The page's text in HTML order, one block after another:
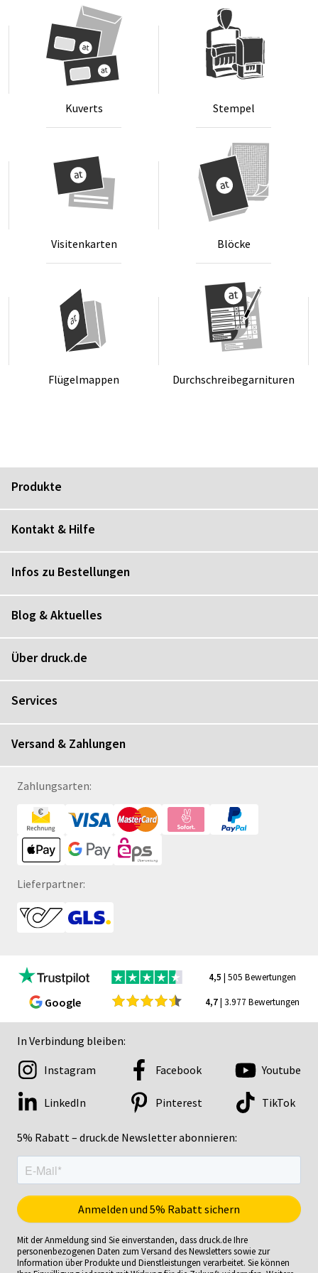
Firmenbuchgericht
befindet sich das Unternehmen in Liquidation,
muss dies als Hinweis hinzugefügt werden
Unadressierte Briefe
(z. B. Postwurf) müssen diese
Bestimmungen nicht erfüllen. Meist ist es aber dennoch
sinnvoll, zumindest Logo, Firmennamen und
Kontaktdaten auf das Briefpapier zu drucken.
Ku­verts Stem­pel
Vi­si­ten­kar­ten Blö­cke
Flü­gel­map­pen Durch­schrei­be­gar­ni­tu­ren
Produkte
Kontakt & Hilfe
Infos zu Bestellungen
Blog & Aktuelles
Über druck.de
Services
Versand & Zahlungen
Zahlungsarten:
Lieferpartner:
4,5 | 505 Bewertungen
Google 4,7| 3.977 Bewertungen
In Verbindung bleiben:
5% Rabatt – druck.de Newsletter abonnieren:
Instagram Facebook Youtube
LinkedIn Pinterest TikTok
Mit der Anmeldung sind Sie einverstanden, dass druck.de Ihre
personenbezogenen Daten zum Versand des Newsletters sowie zur
Information über Produkte und Dienstleistungen verarbeitet. Sie können